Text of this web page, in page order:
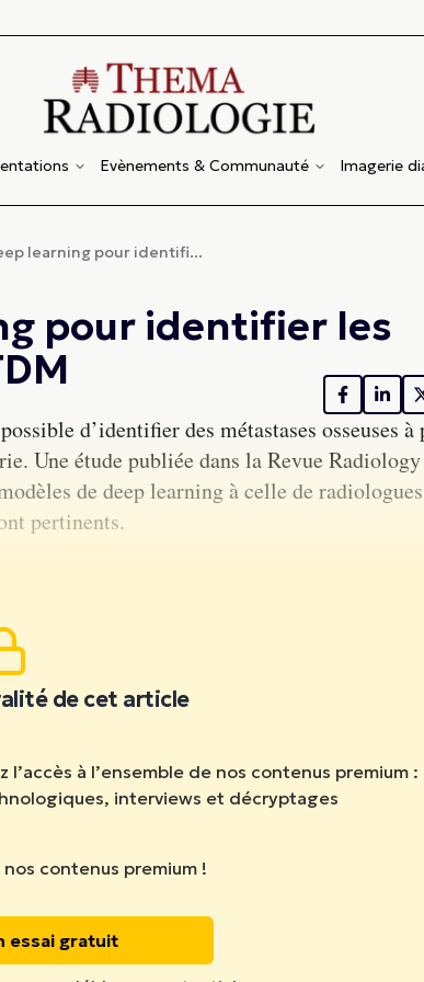
Evènements & Communauté Imagerie
learning pour identifi...
pour identifier les
d’identifier des métastases osseuses
Une étude publiée dans la Revue
de deep learning à celle de
pertinents.
de cet article
l’accès à l’ensemble de nos contenus premium :
interviews et décryptages
contenus premium !
essai gratuit